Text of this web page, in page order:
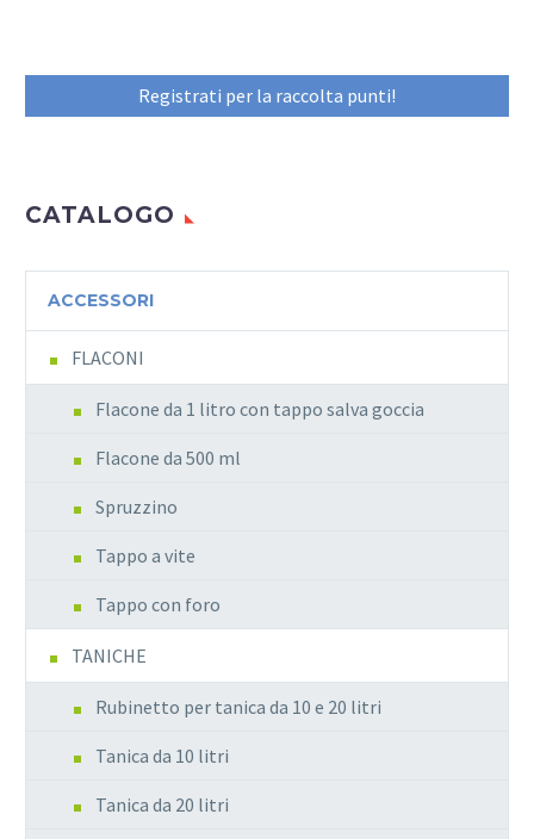
Registrati per la raccolta punti!
CATALOGO
ACCESSORI
FLACONI
Flacone da 1 litro con tappo salva goccia
Flacone da 500 ml
Spruzzino
Tappo a vite
Tappo con foro
TANICHE
Rubinetto per tanica da 10 e 20 litri
Tanica da 10 litri
Tanica da 20 litri